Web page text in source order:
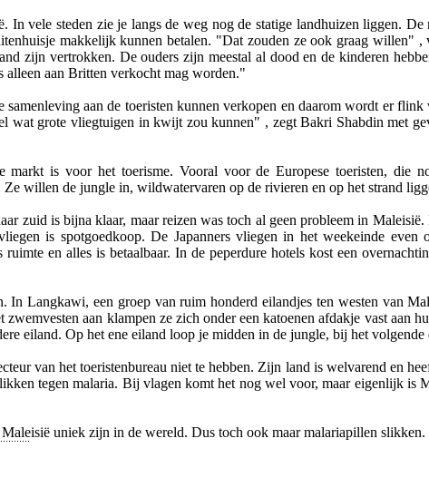
In vele steden zie je langs de weg nog de statige landhuizen liggen.
makkelijk kunnen betalen. "Dat zouden ze ook graag willen"
zijn vertrokken. De ouders zijn meestal al dood en de kinderen
alleen aan Britten verkocht mag worden."
aan de toeristen kunnen verkopen en daarom wordt er
wat grote vliegtuigen in kwijt zou kunnen" , zegt Bakri Shabdin met
markt is voor het toerisme. Vooral voor de Europese toeristen, die
Ze willen de jungle in, wildwatervaren op de rivieren en op het strand
zuid is bijna klaar, maar reizen was toch al geen probleem in
is spotgoedkoop. De Japanners vliegen in het weekeinde
en alles is betaalbaar. In de peperdure hotels kost een
Langkawi, een groep van ruim honderd eilandjes ten westen van
aan klampen ze zich onder een katoenen afdakje vast aan
eiland. Op het ene eiland loop je midden in de jungle, bij het
van het toeristenbureau niet te hebben. Zijn land is welvarend en
tegen malaria. Bij vlagen komt het nog wel voor, maar eigenlijk
uniek zijn in de wereld. Dus toch ook maar malariapillen slikken.